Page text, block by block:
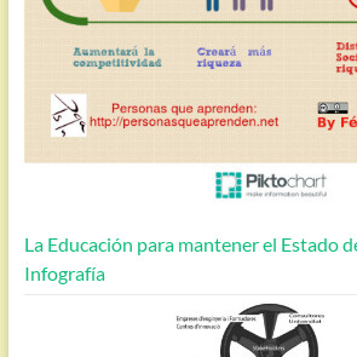
La Educación para mantener el Estado
Infografía